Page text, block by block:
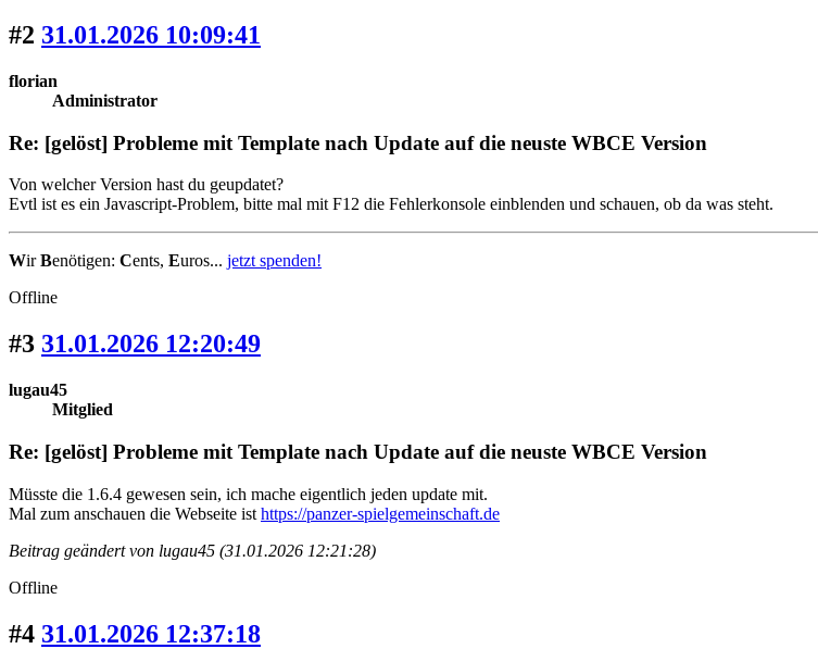
#2 31.01.2026 10:09:41
florian
Administrator
Re: [gelöst] Probleme mit Template nach Update auf die neuste WBCE Version
Von welcher Version hast du geupdatet?
Evtl ist es ein Javascript-Problem, bitte mal mit F12 die Fehlerkonsole einblenden und schauen, ob da was steht.
WirBenötigen: Cents, Euros... jetzt spenden!
Offline
#3 31.01.2026 12:20:49
lugau45
Mitglied
Re: [gelöst] Probleme mit Template nach Update auf die neuste WBCE Version
Müsste die 1.6.4 gewesen sein, ich mache eigentlich jeden update mit.
Mal zum anschauen die Webseite ist https://panzer-spielgemeinschaft.de
Beitrag geändert von lugau45 (31.01.2026 12:21:28)
Offline
#4 31.01.2026 12:37:18